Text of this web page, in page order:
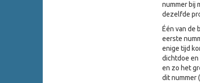
nummer bij
dezelfde
Één van de
eerste
enige tijd
dichtdoe en
en zo het
dit nummer (